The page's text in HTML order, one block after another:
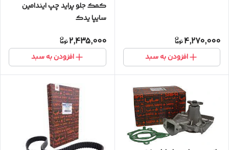
4,270,000
افزودن به سبد
کمک جلو پراید چپ ایندامین
سایپا یدک
2,435,000
افزودن به سبد